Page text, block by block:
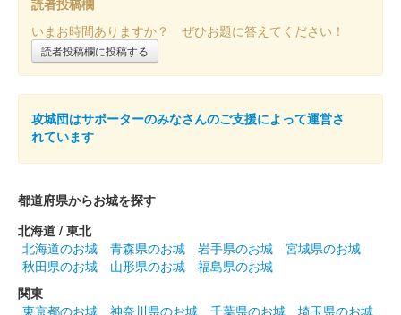
配布終了
令和4年4月3日に開催された第12回岡豊山さくらまつりで岡豊山
スタンプラリーの景品として頒布された。
岡豊城 御城印
令和3年11月27日に開催された第12回長宗我部フェスの会場で販
売された。
岡豊城跡 御城印
いまお時間ありますか？ ぜひお題に答えてください！
読者投稿欄に投稿する
攻城団はサポーターのみなさんのご支援によって運営さ
れています
都道府県からお城を探す
北海道 / 東北
北海道のお城
青森県のお城 岩手県のお城
宮城県のお城
秋田県のお城
山形県のお城
福島県のお城
関東
東京都のお城
神奈川県のお城 千葉県のお城
埼玉県のお城